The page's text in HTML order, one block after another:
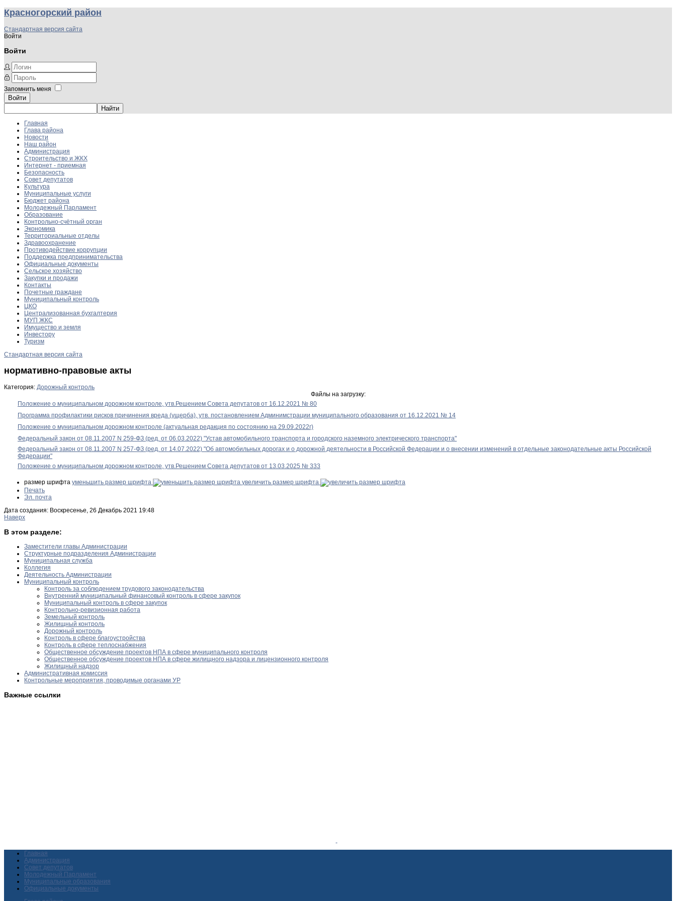
Красногорский район
Стандартная версия сайта
Войти
Войти
Запомнить меня
Войти
Главная
Глава района
Новости
Наш район
Администрация
Строительство и ЖКХ
Интернет - приемная
Безопасность
Совет депутатов
Культура
Муниципальные услуги
Бюджет района
Молодежный Парламент
Образование
Контрольно-счётный орган
Экономика
Территориальные отделы
Здравоохранение
Противодействие коррупции
Поддержка предпринимательства
Официальные документы
Сельское хозяйство
Закупки и продажи
Контакты
Почетные граждане
Муниципальный контроль
ЦКО
Централизованная бухгалтерия
МУП ЖКС
Имущество и земля
Инвестору
Туризм
Стандартная версия сайта
нормативно-правовые акты
Категория: Дорожный контроль
Файлы на загрузку:
Положение о муниципальном дорожном контроле, утв.Решением Совета депутатов от 16.12.2021 № 80
Программа профилактики рисков причинения вреда (ущерба), утв. постановлением Админимстрации муниципального образования от 16.12.2021 № 14
Положение о муниципальном дорожном контроле (актуальная редакция по состоянию на 29.09.2022г)
Федеральный закон от 08.11.2007 N 259-ФЗ (ред. от 06.03.2022) "Устав автомобильного транспорта и городского наземного электрического транспорта"
Федеральный закон от 08.11.2007 N 257-ФЗ (ред. от 14.07.2022) "Об автомобильных дорогах и о дорожной деятельности в Российской Федерации и о внесении изменений в отдельные законодательные акты Российской
Федерации"
Положение о муниципальном дорожном контроле, утв.Решением Совета депутатов от 13.03.2025 № 333
размер шрифта уменьшить размер шрифта
увеличить размер шрифта
Печать
Эл. почта
Дата создания: Воскресенье, 26 Декабрь 2021 19:48
Наверх
В этом разделе:
Заместители главы Администрации
Структурные подразделения Администрации
Муниципальная служба
Коллегия
Деятельность Администрации
Муниципальный контроль
Контроль за соблюдением трудового законодательства
Внутренний муниципальный финансовый контроль в сфере закупок
Муниципальный контроль в сфере закупок
Контрольно-ревизионная работа
Земельный контроль
Жилищный контроль
Дорожный контроль
Контроль в сфере благоустройства
Контроль в сфере теплоснабжения
Общественное обсуждение проектов НПА в сфере муниципального контроля
Общественное обсуждение проектов НПА в сфере жилищного надзора и лицензионного контроля
Жилищный надзор
Административная комиссия
Контрольные мероприятия, проводимые органами УР
Важные ссылки
Главная
Администрация
Совет депутатов
Молодежный Парламент
Муниципальные образования
Официальные документы